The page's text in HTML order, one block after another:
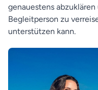
genauestens
Begleitperson zu
unterstützen kann.